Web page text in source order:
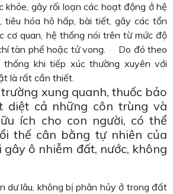
khỏe, gây rối loạn các hoạt động ở hệ
tiêu hóa hô hấp, bài tiết, gây các tổn
cơ quan, hệ thống nói trên từ mức độ
tàn phế hoặc tử vong. Do đó theo
khi tiếp xúc thường xuyên với
là rất cần thiết.
xung quanh, thuốc bảo
diệt cả những côn trùng và
ích cho con người, có thể
thế cân bằng tự nhiên của
gây ô nhiễm đất, nước, không
dư lâu, không bị phân hủy ở trong đất